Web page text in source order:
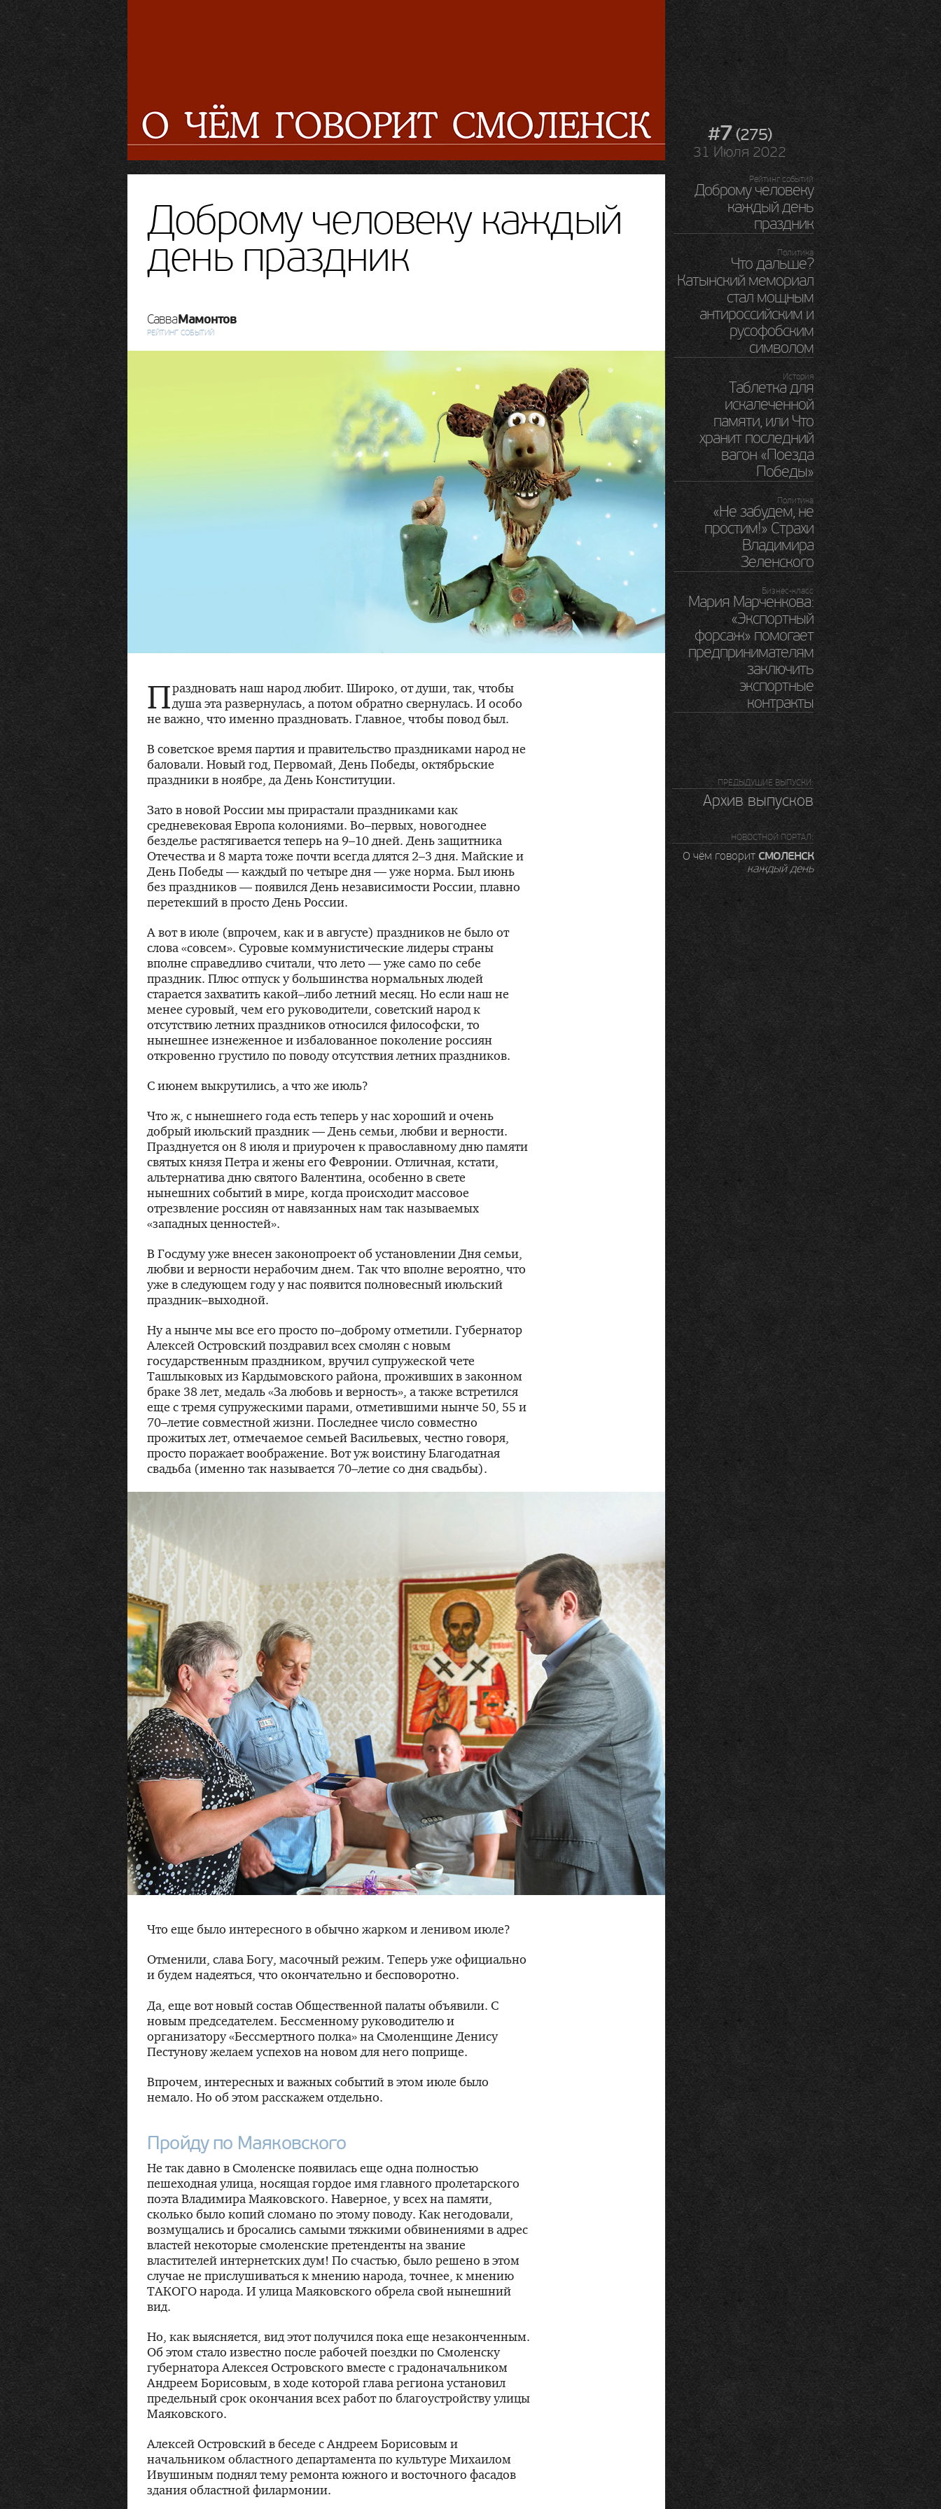
#7(275)
31 Июля 2022
Доброму человеку каждый
день праздник
СавваМамонтов
РЕЙТИНГ СОБЫТИЙ
Праздновать наш народ любит. Широко, от души, так, чтобы
душа эта развернулась, а потом обратно свернулась. И особо
не важно, что именно праздновать. Главное, чтобы повод был.
В советское время партия и правительство праздниками народ не
баловали. Новый год, Первомай, День Победы, октябрьские
праздники в ноябре, да День Конституции.
Зато в новой России мы прирастали праздниками как
средневековая Европа колониями. Во–первых, новогоднее
безделье растягивается теперь на 9–10 дней. День защитника
Отечества и 8 марта тоже почти всегда длятся 2–3 дня. Майские и
День Победы — каждый по четыре дня — уже норма. Был июнь
без праздников — появился День независимости России, плавно
перетекший в просто День России.
А вот в июле (впрочем, как и в августе) праздников не было от
слова «совсем». Суровые коммунистические лидеры страны
вполне справедливо считали, что лето — уже само по себе
праздник. Плюс отпуск у большинства нормальных людей
старается захватить какой–либо летний месяц. Но если наш не
менее суровый, чем его руководители, советский народ к
отсутствию летних праздников относился философски, то
нынешнее изнеженное и избалованное поколение россиян
откровенно грустило по поводу отсутствия летних праздников.
С июнем выкрутились, а что же июль?
Что ж, с нынешнего года есть теперь у нас хороший и очень
добрый июльский праздник — День семьи, любви и верности.
Празднуется он 8 июля и приурочен к православному дню памяти
святых князя Петра и жены его Февронии. Отличная, кстати,
альтернатива дню святого Валентина, особенно в свете
нынешних событий в мире, когда происходит массовое
отрезвление россиян от навязанных нам так называемых
«западных ценностей».
В Госдуму уже внесен законопроект об установлении Дня семьи,
любви и верности нерабочим днем. Так что вполне вероятно, что
уже в следующем году у нас появится полновесный июльский
праздник–выходной.
Ну а нынче мы все его просто по–доброму отметили. Губернатор
Алексей Островский поздравил всех смолян с новым
государственным праздником, вручил супружеской чете
Ташлыковых из Кардымовского района, проживших в законном
браке 38 лет, медаль «За любовь и верность», а также встретился
еще с тремя супружескими парами, отметившими нынче 50, 55 и
70–летие совместной жизни. Последнее число совместно
прожитых лет, отмечаемое семьей Васильевых, честно говоря,
просто поражает воображение. Вот уж воистину Благодатная
свадьба (именно так называется 70–летие со дня свадьбы).
Что еще было интересного в обычно жарком и ленивом июле?
Отменили, слава Богу, масочный режим. Теперь уже официально
и будем надеяться, что окончательно и бесповоротно.
Да, еще вот новый состав Общественной палаты объявили. С
новым председателем. Бессменному руководителю и
организатору «Бессмертного полка» на Смоленщине Денису
Пестунову желаем успехов на новом для него поприще.
Впрочем, интересных и важных событий в этом июле было
немало. Но об этом расскажем отдельно.
Пройду по Маяковского
Не так давно в Смоленске появилась еще одна полностью
пешеходная улица, носящая гордое имя главного пролетарского
поэта Владимира Маяковского. Наверное, у всех на памяти,
сколько было копий сломано по этому поводу. Как негодовали,
возмущались и бросались самыми тяжкими обвинениями в адрес
властей некоторые смоленские претенденты на звание
властителей интернетских дум! По счастью, было решено в этом
случае не прислушиваться к мнению народа, точнее, к мнению
ТАКОГО народа. И улица Маяковского обрела свой нынешний
вид.
Но, как выясняется, вид этот получился пока еще незаконченным.
Об этом стало известно после рабочей поездки по Смоленску
губернатора Алексея Островского вместе с градоначальником
Андреем Борисовым, в ходе которой глава региона установил
предельный срок окончания всех работ по благоустройству улицы
Маяковского.
Алексей Островский в беседе с Андреем Борисовым и
начальником областного департамента по культуре Михаилом
Ивушиным поднял тему ремонта южного и восточного фасадов
здания областной филармонии.
Рейтинг событий
Доброму человеку
каждый день
праздник
Политика
Что дальше?
Катынский мемориал
стал мощным
антироссийским и
русофобским
символом
История
Таблетка для
искалеченной
памяти, или Что
хранит последний
вагон «Поезда
Победы»
Политика
«Не забудем, не
простим!» Страхи
Владимира
Зеленского
Бизнес-класс
Мария Марченкова:
«Экспортный
форсаж» помогает
предпринимателям
заключить
экспортные
контракты
ПРЕДЫДУШИЕ ВЫПУСКИ:
Архив выпусков
НОВОСТНОЙ ПОРТАЛ:
О чём говорит СМОЛЕНСК
каждый день